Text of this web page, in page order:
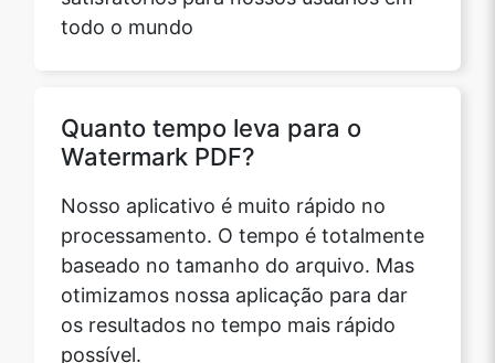
todo o mundo
Quanto tempo leva para o
Watermark PDF?
Nosso aplicativo é muito rápido no
processamento. O tempo é totalmente
baseado no tamanho do arquivo. Mas
otimizamos nossa aplicação para dar
os resultados no tempo mais rápido
possível.